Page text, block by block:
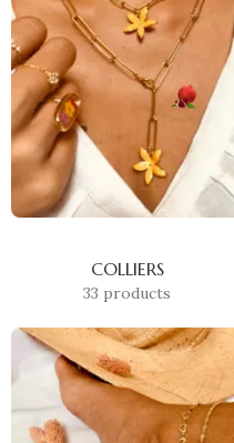
COLLIERS
33 products